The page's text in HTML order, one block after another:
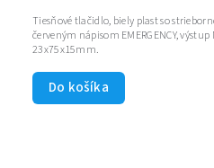
Do košíka
Tiesňové tlačidlo, biely plast so
červeným nápisom EMERGENCY,
23x75x15mm.